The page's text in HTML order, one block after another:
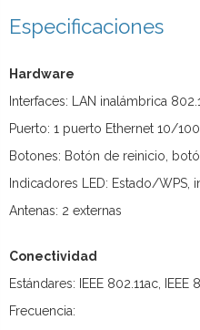
Especificaciones
Hardware
Interfaces: LAN inalámbrica
Puerto: 1 puerto Ethernet 10/
Botones: Botón de reinicio,
Indicadores LED: Estado/
Antenas: 2 externas
Conectividad
Estándares: IEEE 802.11ac, IEEE
Frecuencia: